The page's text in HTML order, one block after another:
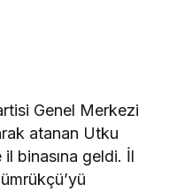
Genel Merkezi
atanan Utku
binasına geldi. İl